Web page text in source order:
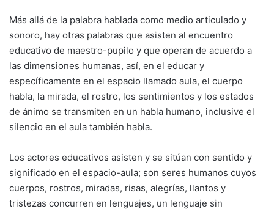
Más allá de la palabra hablada como medio articulado y
sonoro, hay otras palabras que asisten al encuentro
educativo de maestro-pupilo y que operan de acuerdo a
las dimensiones humanas, así, en el educar y
específicamente en el espacio llamado aula, el cuerpo
habla, la mirada, el rostro, los sentimientos y los estados
de ánimo se transmiten en un habla humano, inclusive el
silencio en el aula también habla.
Los actores educativos asisten y se sitúan con sentido y
significado en el espacio-aula; son seres humanos cuyos
cuerpos, rostros, miradas, risas, alegrías, llantos y
tristezas concurren en lenguajes, un lenguaje sin